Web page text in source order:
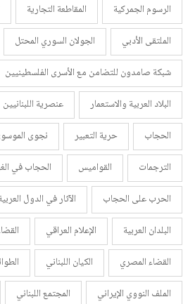
الرسوم الجمركية
المقاطعة التجارية
الملتقى الأدبي
الجولان السوري المحتل
شبكة صامدون للتضامن مع الأسرى الفلسطينيين
البلاد العربية والاستعمار
عنصرية اللبنانيين
الحجاب
حرية التعبير نجوى
الترجمات
القواميس
الحجاب في
الحرب على الحجاب
الآثار في الدول
البلدان العربية
الإعلام العراقي
القضاء المصري
الكيان اللبناني
الملف النووي الإيراني
المجتمع اللبناني